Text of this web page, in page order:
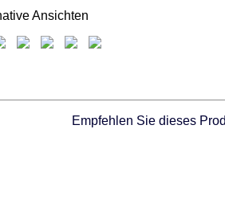
Ansichten
Empfehlen Sie dieses